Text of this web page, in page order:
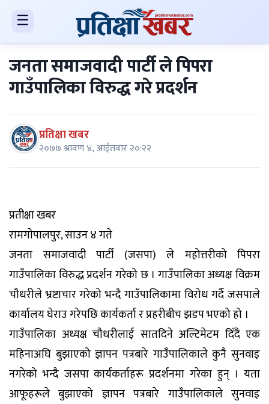
☰
जनता समाजवादी पार्टी ले पिपरा
गाउँपालिका विरुद्ध गरे प्रदर्शन
प्रतिक्षा खबर
२०७७ श्रावण ४, आईतवार २०:२२
प्रतीक्षा खबर
रामगाेपालपुर, साउन ४ गते
जनता समाजवादी पार्टी (जसपा) ले महोत्तरीको पिपरा
गाउँपालिका विरुद्ध प्रदर्शन गरेको छ । गाउँपालिका अध्यक्ष विक्रम
चौधरीले भ्रष्टाचार गरेको भन्दै गाउँपालिकामा विरोध गर्दै जसपाले
कार्यालय घेराउ गरेपछि कार्यकर्ता र प्रहरीबीच झडप भएको हो ।
गाउँपालिका अध्यक्ष चौधरीलाई सातदिने अल्टिमेटम दिँदै एक
महिनाअघि बुझाएको ज्ञापन पत्रबारे गाउँपालिकाले कुनै सुनवाइ
नगरेको भन्दै जसपा कार्यकर्ताहरू प्रदर्शनमा गरेका हुन् । यता
आफूहरूले बुझाएको ज्ञापन पत्रबारे गाउँपालिकाले सुनवाइ